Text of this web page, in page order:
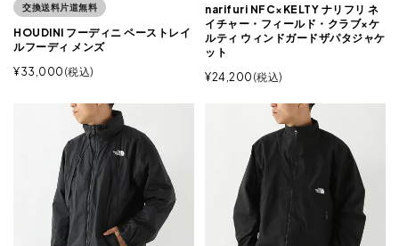
交換送料片道無料
HOUDINI フーディニ ペーストレイ
ルフーディ メンズ
¥33,000 税込
narifuri NFC×KELTY ナリフリ ネ
イチャー・フィールド・クラブ×ケ
ルティ ウィンドガードザパタジャケ
ット
¥24,200 税込